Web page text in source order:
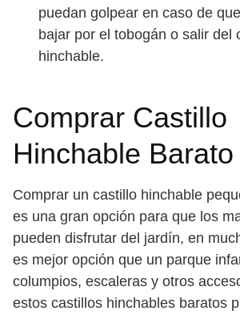
puedan golpear en caso de
bajar por el tobogán o salir del
hinchable.
Comprar Castillo
Hinchable Barato
Comprar un castillo hinchable
es una gran opción para que los
pueden disfrutar del jardín, en
es mejor opción que un parque
columpios, escaleras y otros
estos castillos hinchables baratos